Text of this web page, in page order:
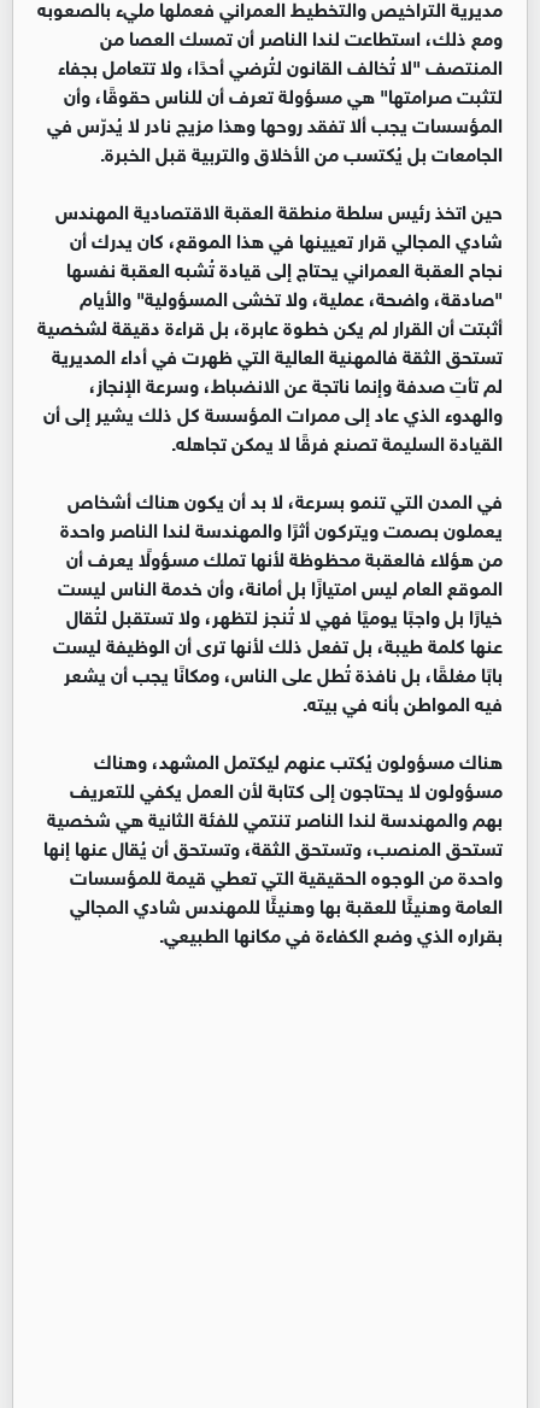
مديرية التراخيص والتخطيط العمراني فعملها مليء بالصعوبه
ومع ذلك، استطاعت لندا الناصر أن تمسك العصا من
المنتصف "لا تُخالف القانون لتُرضي أحدًا، ولا تتعامل بجفاء
لتثبت صرامتها" هي مسؤولة تعرف أن للناس حقوقًا، وأن
المؤسسات يجب ألا تفقد روحها وهذا مزيج نادر لا يُدرّس في
الجامعات بل يُكتسب من الأخلاق والتربية قبل الخبرة.
حين اتخذ رئيس سلطة منطقة العقبة الاقتصادية المهندس
شادي المجالي قرار تعيينها في هذا الموقع، كان يدرك أن
نجاح العقبة العمراني يحتاج إلى قيادة تُشبه العقبة نفسها
"صادقة، واضحة، عملية، ولا تخشى المسؤولية" والأيام
أثبتت أن القرار لم يكن خطوة عابرة، بل قراءة دقيقة لشخصية
تستحق الثقة فالمهنية العالية التي ظهرت في أداء المديرية
لم تأتِ صدفة وإنما ناتجة عن الانضباط، وسرعة الإنجاز،
والهدوء الذي عاد إلى ممرات المؤسسة كل ذلك يشير إلى أن
القيادة السليمة تصنع فرقًا لا يمكن تجاهله.
في المدن التي تنمو بسرعة، لا بد أن يكون هناك أشخاص
يعملون بصمت ويتركون أثرًا والمهندسة لندا الناصر واحدة
من هؤلاء فالعقبة محظوظة لأنها تملك مسؤولًا يعرف أن
الموقع العام ليس امتيازًا بل أمانة، وأن خدمة الناس ليست
خيارًا بل واجبًا يوميًا فهي لا تُنجز لتظهر، ولا تستقبل لتُقال
عنها كلمة طيبة، بل تفعل ذلك لأنها ترى أن الوظيفة ليست
بابًا مغلقًا، بل نافذة تُطل على الناس، ومكانًا يجب أن يشعر
فيه المواطن بأنه في بيته.
هناك مسؤولون يُكتب عنهم ليكتمل المشهد، وهناك
مسؤولون لا يحتاجون إلى كتابة لأن العمل يكفي للتعريف
بهم والمهندسة لندا الناصر تنتمي للفئة الثانية هي شخصية
تستحق المنصب، وتستحق الثقة، وتستحق أن يُقال عنها إنها
واحدة من الوجوه الحقيقية التي تعطي قيمة للمؤسسات
العامة وهنيئًا للعقبة بها وهنيئًا للمهندس شادي المجالي
بقراره الذي وضع الكفاءة في مكانها الطبيعي.